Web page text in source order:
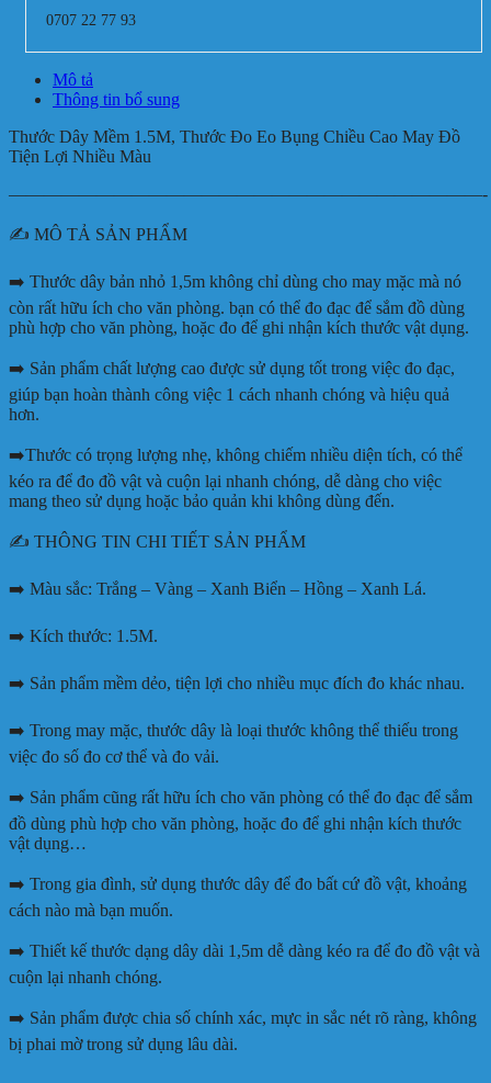
0707 22 77 93
Mô tả
Thông tin bổ sung
Thước Dây Mềm 1.5M, Thước Đo Eo Bụng Chiều Cao May Đồ
Tiện Lợi Nhiều Màu
———————————————————————————-
✍️ MÔ TẢ SẢN PHẨM
➡️ Thước dây bản nhỏ 1,5m không chỉ dùng cho may mặc mà nó
còn rất hữu ích cho văn phòng. bạn có thể đo đạc để sắm đồ dùng
phù hợp cho văn phòng, hoặc đo để ghi nhận kích thước vật dụng.
➡️ Sản phẩm chất lượng cao được sử dụng tốt trong việc đo đạc,
giúp bạn hoàn thành công việc 1 cách nhanh chóng và hiệu quả
hơn.
➡️Thước có trọng lượng nhẹ, không chiếm nhiều diện tích, có thể
kéo ra để đo đồ vật và cuộn lại nhanh chóng, dễ dàng cho việc
mang theo sử dụng hoặc bảo quản khi không dùng đến.
✍️ THÔNG TIN CHI TIẾT SẢN PHẨM
➡️ Màu sắc: Trắng – Vàng – Xanh Biển – Hồng – Xanh Lá.
➡️ Kích thước: 1.5M.
➡️ Sản phẩm mềm dẻo, tiện lợi cho nhiều mục đích đo khác nhau.
➡️ Trong may mặc, thước dây là loại thước không thể thiếu trong
việc đo số đo cơ thể và đo vải.
➡️ Sản phẩm cũng rất hữu ích cho văn phòng có thể đo đạc để sắm
đồ dùng phù hợp cho văn phòng, hoặc đo để ghi nhận kích thước
vật dụng…
➡️ Trong gia đình, sử dụng thước dây để đo bất cứ đồ vật, khoảng
cách nào mà bạn muốn.
➡️ Thiết kế thước dạng dây dài 1,5m dễ dàng kéo ra để đo đồ vật và
cuộn lại nhanh chóng.
➡️ Sản phẩm được chia số chính xác, mực in sắc nét rõ ràng, không
bị phai mờ trong sử dụng lâu dài.